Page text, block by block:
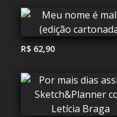
R$ 62,90